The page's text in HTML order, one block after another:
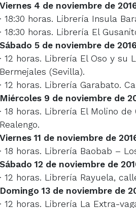
Viernes 4 de noviembre de
· 18:30 horas. Librería Insula
· 18:30 horas. Librería El
Sábado 5 de noviembre de 2016
· 12 horas. Librería El Oso y su
Bermejales (Sevilla).
· 12 horas. Librería Garabato.
Miércoles 9 de noviembre de
· 18 horas. Librería El Molino
Realengo.
Viernes 11 de noviembre de
· 18 horas. Librería Baobab –
Sábado 12 de noviembre de
· 12 horas. Librería Rayuela,
Domingo 13 de noviembre de
· 12 horas. Librería La Extra-